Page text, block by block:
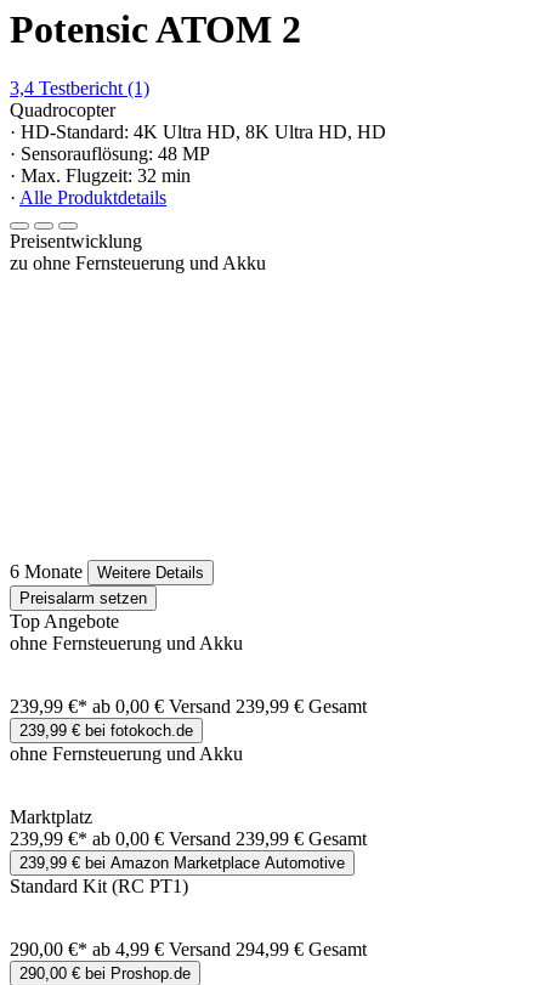
Potensic ATOM 2
3,4 Testbericht (1)
Quadrocopter
· HD-Standard: 4K Ultra HD, 8K Ultra HD, HD
· Sensorauflösung: 48 MP
· Max. Flugzeit: 32 min
· Alle Produktdetails
Preisentwicklung
zu ohne Fernsteuerung und Akku
6 Monate
Weitere Details
Preisalarm setzen
Top Angebote
ohne Fernsteuerung und Akku
239,99 €* ab 0,00 € Versand 239,99 € Gesamt
239,99 € bei fotokoch.de
ohne Fernsteuerung und Akku
Marktplatz
239,99 €* ab 0,00 € Versand 239,99 € Gesamt
239,99 € bei Amazon Marketplace Automotive
Standard Kit (RC PT1)
290,00 €* ab 4,99 € Versand 294,99 € Gesamt
290,00 € bei Proshop.de